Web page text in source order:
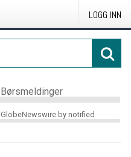
LOGG INN
Børsmeldinger
GlobeNewswire by notified